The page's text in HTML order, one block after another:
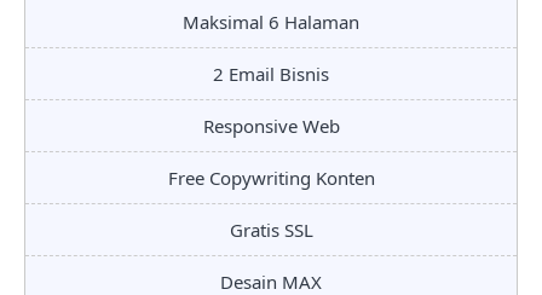
Maksimal 6 Halaman
2 Email Bisnis
Responsive Web
Free Copywriting Konten
Gratis SSL
Desain MAX